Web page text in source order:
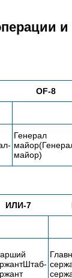
OF-8
Генерал
майор)
ИЛИ-7